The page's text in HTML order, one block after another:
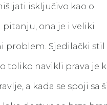
isključivo kao o
pitanju, ona je i veliki
problem. Sjedilački stil
toliko navikli prava je
a kada se spoji sa